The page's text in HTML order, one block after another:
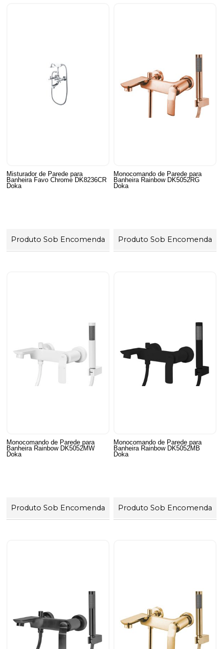
Misturador de Parede para
Banheira Favo Chrome DK8236CR
Doka
Produto Sob Encomenda
Monocomando de Parede para
Banheira Rainbow DK5052RG
Doka
Produto Sob Encomenda
Monocomando de Parede para
Banheira Rainbow DK5052MW
Doka
Produto Sob Encomenda
Monocomando de Parede para
Banheira Rainbow DK5052MB
Doka
Produto Sob Encomenda